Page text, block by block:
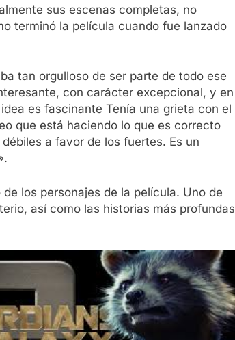
sus escenas completas, no
terminó la película cuando fue lanzado
tan orgulloso de ser parte de todo ese
con carácter excepcional, y en
es fascinante Tenía una grieta con el
que está haciendo lo que es correcto
a favor de los fuertes. Es un
los personajes de la película. Uno de
así como las historias más profundas